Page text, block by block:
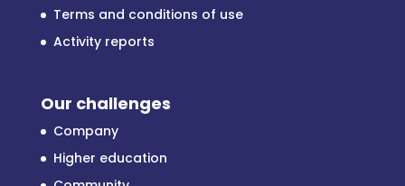
Terms and conditions of use
Activity reports
Our challenges
Company
Higher education